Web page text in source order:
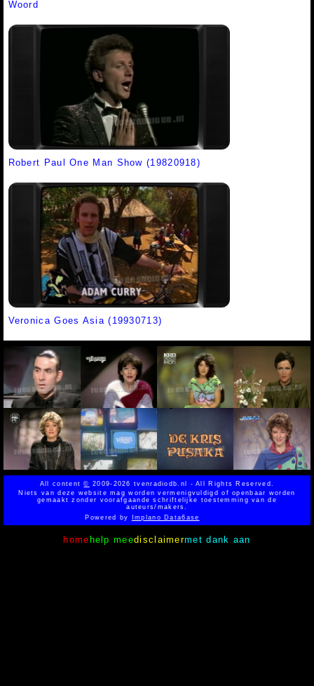
Woord
Robert Paul One Man Show (19820918)
Veronica Goes Asia (19930713)
All content© 2009-2026 tvenradiodb.nl - All Rights Reserved.
Niets van deze website mag worden vermenigvuldigd of openbaar worden
gemaakt zonder voorafgaande schriftelijke toestemming van de
auteurs/makers.
Powered by
Implano Data6ase
home help meedisclaimermet dank aan